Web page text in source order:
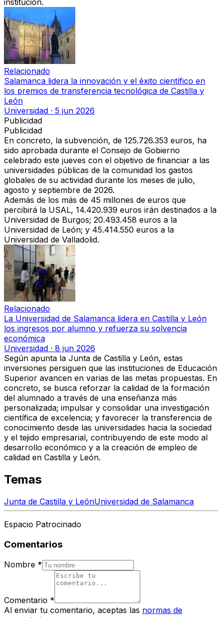
institución.
Relacionado
Salamanca lidera la innovación y el éxito científico en
los premios de transferencia tecnológica de Castilla y
León
Universidad · 5 jun 2026
Publicidad
Publicidad
En concreto, la subvención, de 125.726.353 euros, ha
sido aprobada durante el Consejo de Gobierno
celebrado este jueves con el objetivo de financiar a las
universidades públicas de la comunidad los gastos
globales de su actividad durante los meses de julio,
agosto y septiembre de 2026.
Además de los más de 45 millones de euros que
percibirá la USAL, 14.420.939 euros irán destinados a la
Universidad de Burgos; 20.493.458 euros a la
Universidad de León; y 45.414.550 euros a la
Universidad de Valladolid.
Relacionado
La Universidad de Salamanca lidera en Castilla y León
los ingresos por alumno y refuerza su solvencia
económica
Universidad · 8 jun 2026
Según apunta la Junta de Castilla y León, estas
inversiones persiguen que las instituciones de Educación
Superior avancen en varias de las metas propuestas. En
concreto, se busca reforzar la calidad de la formación
del alumnado a través de una enseñanza más
personalizada; impulsar y consolidar una investigación
científica de excelencia; y favorecer la transferencia de
conocimiento desde las universidades hacia la sociedad
y el tejido empresarial, contribuyendo de este modo al
desarrollo económico y a la creación de empleo de
calidad en Castilla y León.
Temas
Junta de Castilla y LeónUniversidad de Salamanca
Espacio Patrocinado
Comentarios
Nombre *
Comentario *
Al enviar tu comentario, aceptas las normas de